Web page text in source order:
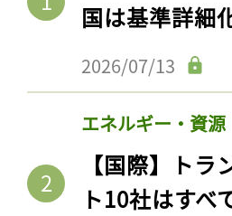
国は基準詳細
2026/07/13
エネルギー・資源
【国際】ト
ト10社はすべ